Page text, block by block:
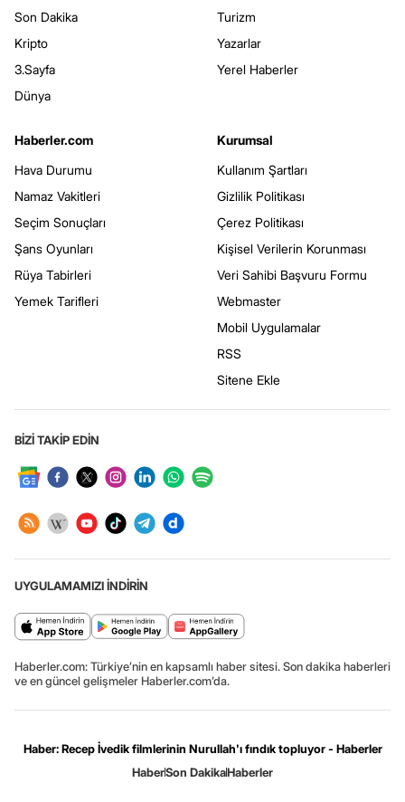
Son Dakika
Kripto
3.Sayfa
Dünya
Turizm
Yazarlar
Yerel Haberler
Haberler.com
Hava Durumu
Namaz Vakitleri
Seçim Sonuçları
Şans Oyunları
Rüya Tabirleri
Yemek Tarifleri
Kurumsal
Kullanım Şartları
Gizlilik Politikası
Çerez Politikası
Kişisel Verilerin Korunması
Veri Sahibi Başvuru Formu
Webmaster
Mobil Uygulamalar
RSS
Sitene Ekle
BİZİ TAKİP EDİN
UYGULAMAMIZI İNDİRİN
Haberler.com: Türkiye’nin en kapsamlı haber sitesi. Son dakika haberleri
ve en güncel gelişmeler Haberler.com’da.
Haber: Recep İvedik filmlerinin Nurullah'ı fındık topluyor - Haberler
HaberSon DakikaHaberler